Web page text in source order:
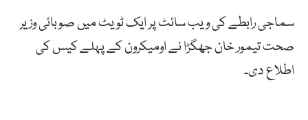
سماجی رابطے کی ویب سائٹ پر ایک ٹویٹ میں صوبائی وزیر
صحت تیمور خان جھگڑا نے اومیکرون کے پہلے کیس کی
اطلاع دی۔